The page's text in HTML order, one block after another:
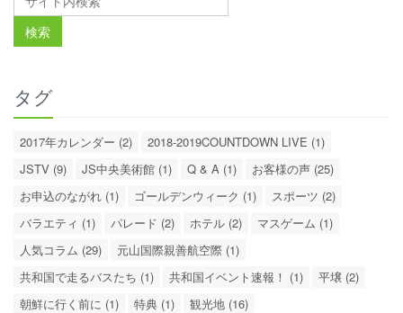
タグ
2017年カレンダー (2)
2018-2019COUNTDOWN LIVE (1)
JSTV (9)
JS中央美術館 (1) Q & A (1)
お客様の声 (25)
お申込のながれ (1)
ゴールデンウィーク (1)
スポーツ (2)
バラエティ (1)
パレード (2) ホテル (2)
マスゲーム (1)
人気コラム (29)
元山国際親善航空際 (1)
共和国で走るバスたち (1)
共和国イベント速報！ (1)
平壌 (2)
朝鮮に行く前に (1)
特典 (1) 観光地 (16)